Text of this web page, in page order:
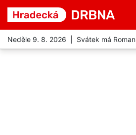
Neděle 9. 8. 2026 | Svátek má Roman